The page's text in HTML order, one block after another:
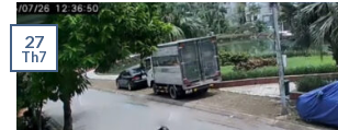
27
Th7